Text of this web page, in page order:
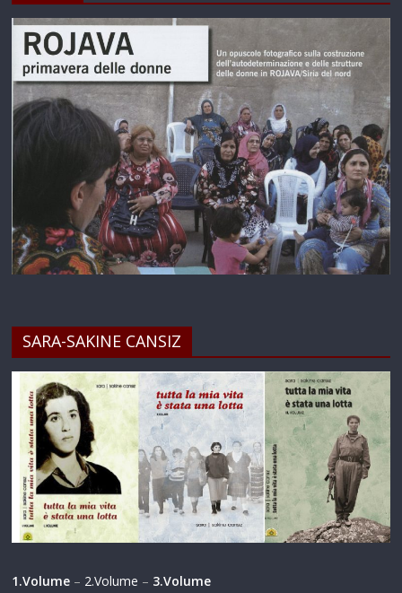
SARA-SAKINE CANSIZ
1.Volume – 2.Volume – 3.Volume